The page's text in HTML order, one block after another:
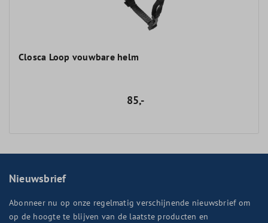
Closca Loop vouwbare helm
85,-
Nieuwsbrief
Abonneer nu op onze regelmatig verschijnende nieuwsbrief om
op de hoogte te blijven van de laatste producten en